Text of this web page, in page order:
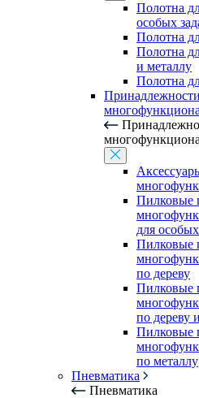
Полотна
особых
Полотна
Полотна
и металлу
Полотна
Пилковые
для
Пилковые
по дереву
Пилковые
по дереву
Пилковые
по металлу
Пневматика
Пневматика